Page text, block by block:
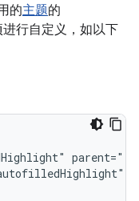
的主题的
进行自定义，如以下